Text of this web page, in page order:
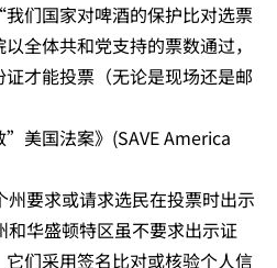
们国家对啤酒的保护比对选票
全体共和党支持的票数通过，
才能投票（无论是现场还是邮
美国法案》(SAVE America
要求或请求选民在投票时出示
华盛顿特区虽不要求出示证
们采用签名比对或核验个人信